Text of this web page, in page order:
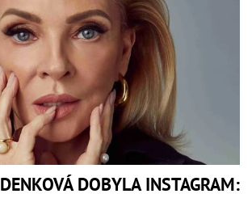
DOBYLA INSTAGRAM: